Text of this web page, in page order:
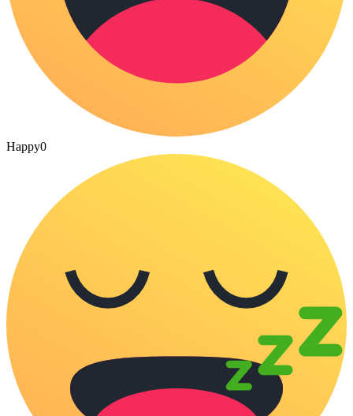
Happy0